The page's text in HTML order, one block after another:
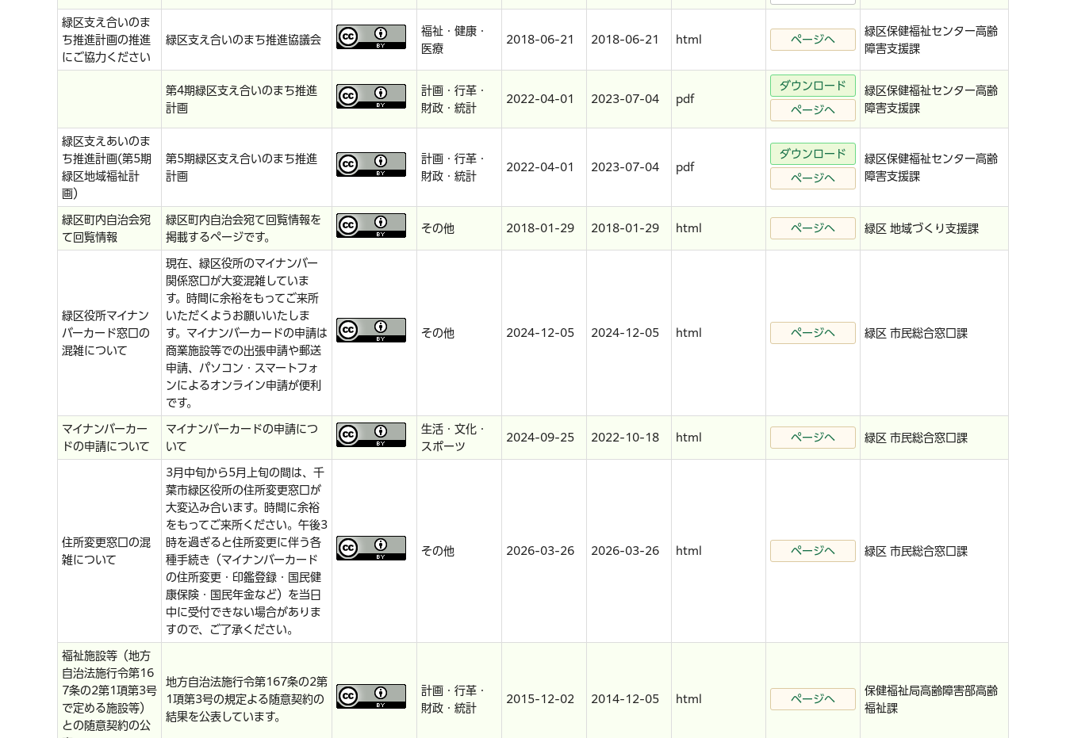
緑区支え合いのま
ち推進計画の推進
にご協力ください
緑区支え合いのまち推進協議会
福祉・健康・
医療
2018-06-21 2018-06-21 html ページへ
緑区保健福祉センター高齢
障害支援課
第4期緑区支え合いのまち推進
計画
計画・行革・
財政・統計
2022-04-01 2023-07-04 pdf
ダウンロード
ページへ
緑区保健福祉センター高齢
障害支援課
緑区支えあいのま
ち推進計画(第5期
緑区地域福祉計
画）
第5期緑区支え合いのまち推進
計画
計画・行革・
財政・統計
2022-04-01 2023-07-04 pdf
ダウンロード
ページへ
緑区保健福祉センター高齢
障害支援課
緑区町内自治会宛
て回覧情報
緑区町内自治会宛て回覧情報を
掲載するページです。
その他 2018-01-29 2018-01-29 html ページへ 緑区 地域づくり支援課
緑区役所マイナン
バーカード窓口の
混雑について
現在、緑区役所のマイナンバー
関係窓口が大変混雑していま
す。時間に余裕をもってご来所
いただくようお願いいたしま
す。マイナンバーカードの申請は
商業施設等での出張申請や郵送
申請、パソコン・スマートフォ
ンによるオンライン申請が便利
です。
その他 2024-12-05 2024-12-05 html ページへ 緑区 市民総合窓口課
マイナンバーカー
ドの申請について
マイナンバーカードの申請につ
いて
生活・文化・
スポーツ
2024-09-25 2022-10-18 html ページへ 緑区 市民総合窓口課
住所変更窓口の混
雑について
3月中旬から5月上旬の間は、千
葉市緑区役所の住所変更窓口が
大変込み合います。時間に余裕
をもってご来所ください。午後3
時を過ぎると住所変更に伴う各
種手続き（マイナンバーカード
の住所変更・印鑑登録・国民健
康保険・国民年金など）を当日
中に受付できない場合がありま
すので、ご了承ください。
その他 2026-03-26 2026-03-26 html ページへ 緑区 市民総合窓口課
福祉施設等（地方
自治法施行令第16
7条の2第1項第3号
で定める施設等）
との随意契約の公
地方自治法施行令第167条の2第
1項第3号の規定よる随意契約の
結果を公表しています。
計画・行革・
財政・統計
2015-12-02 2014-12-05 html ページへ
保健福祉局高齢障害部高齢
福祉課